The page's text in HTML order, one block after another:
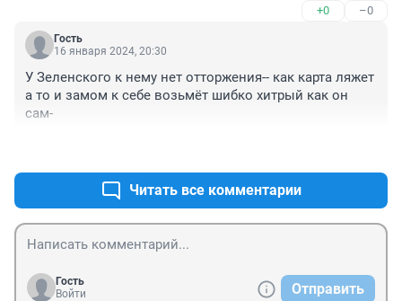
подготовка Моники Левински к отправке на МКС. Так
что правительство Мишустина впереди планеты
всей......
+0 –0
Гость
16 января 2024, 20:30
У Зеленского к нему нет отторжения-- как карта ляжет
а то и замом к себе возьмёт шибко хитрый как он
сам-
Читать все комментарии
Гость
Войти
Отправить